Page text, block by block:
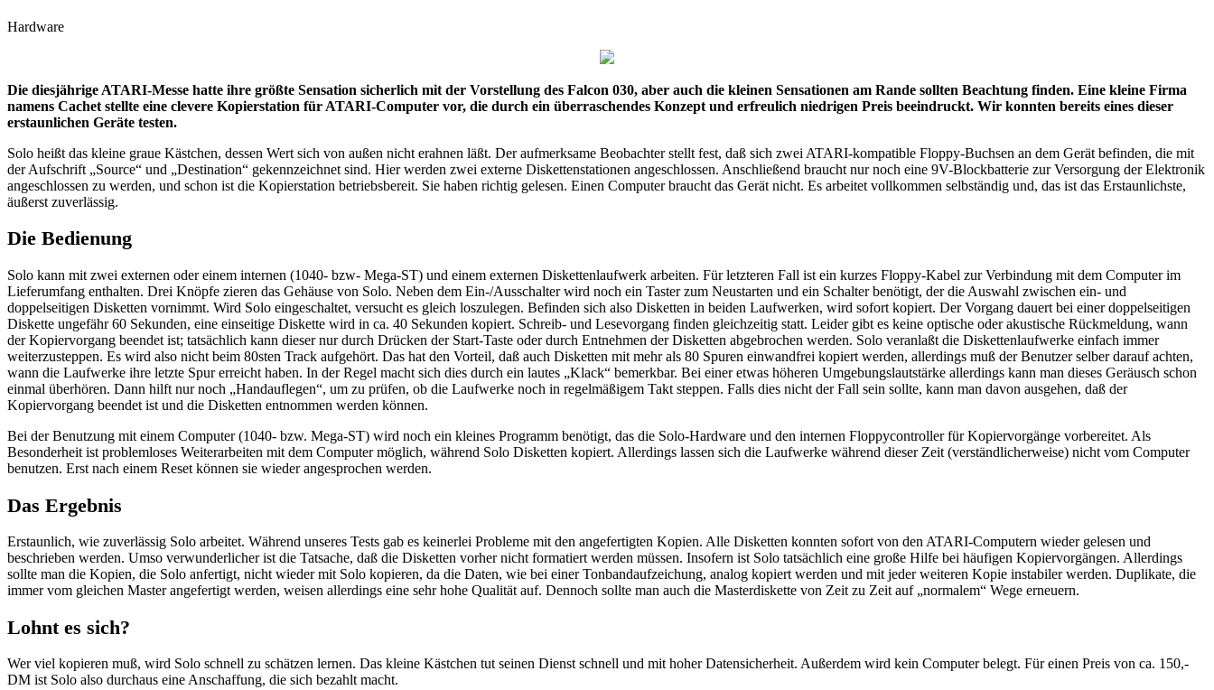
Hardware
Die diesjährige ATARI-Messe hatte ihre größte Sensation sicherlich mit der Vorstellung des Falcon 030, aber auch die kleinen Sensationen am Rande sollten Beachtung finden. Eine kleine Firma
namens Cachet stellte eine clevere Kopierstation für ATARI-Computer vor, die durch ein überraschendes Konzept und erfreulich niedrigen Preis beeindruckt. Wir konnten bereits eines dieser
erstaunlichen Geräte testen.
Solo heißt das kleine graue Kästchen, dessen Wert sich von außen nicht erahnen läßt. Der aufmerksame Beobachter stellt fest, daß sich zwei ATARI-kompatible Floppy-Buchsen an dem Gerät befinden, die mit
der Aufschrift „Source“ und „Destination“ gekennzeichnet sind. Hier werden zwei externe Diskettenstationen angeschlossen. Anschließend braucht nur noch eine 9V-Blockbatterie zur Versorgung der Elektronik
angeschlossen zu werden, und schon ist die Kopierstation betriebsbereit. Sie haben richtig gelesen. Einen Computer braucht das Gerät nicht. Es arbeitet vollkommen selbständig und, das ist das Erstaunlichste,
äußerst zuverlässig.
Die Bedienung
Solo kann mit zwei externen oder einem internen (1040- bzw- Mega-ST) und einem externen Diskettenlaufwerk arbeiten. Für letzteren Fall ist ein kurzes Floppy-Kabel zur Verbindung mit dem Computer im
Lieferumfang enthalten. Drei Knöpfe zieren das Gehäuse von Solo. Neben dem Ein-/Ausschalter wird noch ein Taster zum Neustarten und ein Schalter benötigt, der die Auswahl zwischen ein- und
doppelseitigen Disketten vornimmt. Wird Solo eingeschaltet, versucht es gleich loszulegen. Befinden sich also Disketten in beiden Laufwerken, wird sofort kopiert. Der Vorgang dauert bei einer doppelseitigen
Diskette ungefähr 60 Sekunden, eine einseitige Diskette wird in ca. 40 Sekunden kopiert. Schreib- und Lesevorgang finden gleichzeitig statt. Leider gibt es keine optische oder akustische Rückmeldung, wann
der Kopiervorgang beendet ist; tatsächlich kann dieser nur durch Drücken der Start-Taste oder durch Entnehmen der Disketten abgebrochen werden. Solo veranlaßt die Diskettenlaufwerke einfach immer
weiterzusteppen. Es wird also nicht beim 80sten Track aufgehört. Das hat den Vorteil, daß auch Disketten mit mehr als 80 Spuren einwandfrei kopiert werden, allerdings muß der Benutzer selber darauf achten,
wann die Laufwerke ihre letzte Spur erreicht haben. In der Regel macht sich dies durch ein lautes „Klack“ bemerkbar. Bei einer etwas höheren Umgebungslautstärke allerdings kann man dieses Geräusch schon
einmal überhören. Dann hilft nur noch „Handauflegen“, um zu prüfen, ob die Laufwerke noch in regelmäßigem Takt steppen. Falls dies nicht der Fall sein sollte, kann man davon ausgehen, daß der
Kopiervorgang beendet ist und die Disketten entnommen werden können.
Bei der Benutzung mit einem Computer (1040- bzw. Mega-ST) wird noch ein kleines Programm benötigt, das die Solo-Hardware und den internen Floppycontroller für Kopiervorgänge vorbereitet. Als
Besonderheit ist problemloses Weiterarbeiten mit dem Computer möglich, während Solo Disketten kopiert. Allerdings lassen sich die Laufwerke während dieser Zeit (verständlicherweise) nicht vom Computer
benutzen. Erst nach einem Reset können sie wieder angesprochen werden.
Das Ergebnis
Erstaunlich, wie zuverlässig Solo arbeitet. Während unseres Tests gab es keinerlei Probleme mit den angefertigten Kopien. Alle Disketten konnten sofort von den ATARI-Computern wieder gelesen und
beschrieben werden. Umso verwunderlicher ist die Tatsache, daß die Disketten vorher nicht formatiert werden müssen. Insofern ist Solo tatsächlich eine große Hilfe bei häufigen Kopiervorgängen. Allerdings
sollte man die Kopien, die Solo anfertigt, nicht wieder mit Solo kopieren, da die Daten, wie bei einer Tonbandaufzeichung, analog kopiert werden und mit jeder weiteren Kopie instabiler werden. Duplikate, die
immer vom gleichen Master angefertigt werden, weisen allerdings eine sehr hohe Qualität auf. Dennoch sollte man auch die Masterdiskette von Zeit zu Zeit auf „normalem“ Wege erneuern.
Lohnt es sich?
Wer viel kopieren muß, wird Solo schnell zu schätzen lernen. Das kleine Kästchen tut seinen Dienst schnell und mit hoher Datensicherheit. Außerdem wird kein Computer belegt. Für einen Preis von ca. 150,-
DM ist Solo also durchaus eine Anschaffung, die sich bezahlt macht.